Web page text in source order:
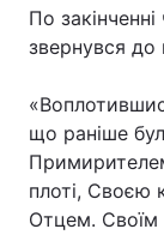
Економіка
Спорт
Техно і зв'язок
Зброя
По
звернувся до
що раніше
плоті, Своєю
Отцем.